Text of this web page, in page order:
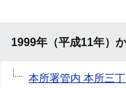
1999年（平成11年）
本所署管内 本所三